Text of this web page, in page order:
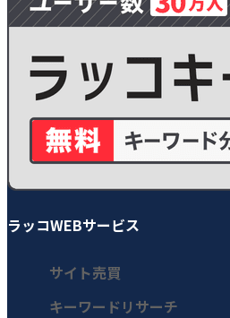
ラッコWEBサービス
サイト売買
キーワードリサーチ